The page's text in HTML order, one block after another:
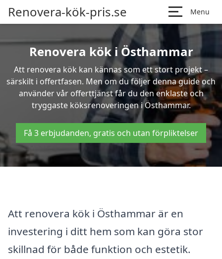
Renovera-kök-pris.se Menu
Renovera kök i Östhammar
Att renovera kök kan kännas som ett stort projekt –
särskilt i offertfasen. Men om du följer denna guide och
använder vår offerttjänst får du den enklaste och
tryggaste köksrenoveringen i Östhammar.
Få 3 erbjudanden, gratis och utan förpliktelser
Att renovera kök i Östhammar är en
investering i ditt hem som kan göra stor
skillnad för både funktion och estetik.